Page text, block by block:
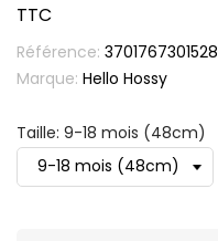
TTC
Référence: 3701767301528
Marque: Hello Hossy
Taille: 9-18 mois (48cm)